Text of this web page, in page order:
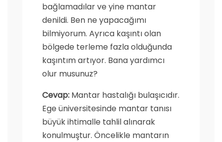
bağlamadılar ve yine mantar
denildi. Ben ne yapacağımı
bilmiyorum. Ayrıca kaşıntı olan
bölgede terleme fazla olduğunda
kaşıntım artıyor. Bana yardımcı
olur musunuz?
Cevap: Mantar hastalığı bulaşıcıdır.
Ege üniversitesinde mantar tanısı
büyük ihtimalle tahlil alınarak
konulmuştur. Öncelikle mantarın